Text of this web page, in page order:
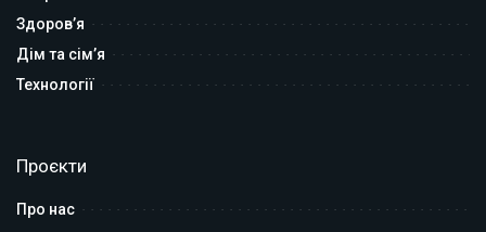
Здоров’я
Дім та сім’я
Технології
Проєкти
Про нас